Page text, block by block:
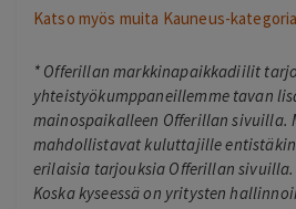
Katso myös muita Kauneus-
* Offerillan markkinapaikkadiilit
yhteistyökumppaneillemme tavan
mainospaikalleen Offerillan
mahdollistavat kuluttajille
erilaisia tarjouksia Offerillan sivuilla.
Koska kyseessä on yritysten